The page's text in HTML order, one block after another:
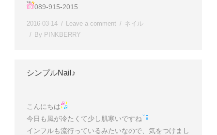
089-915-2015
2016-03-14 Leave a comment
ネイル
By PINKBERRY
シンプルNail♪
こんにちは
今日も風が冷たくて少し肌寒いですね
インフルも流行っているみたいなので、気をつけまし